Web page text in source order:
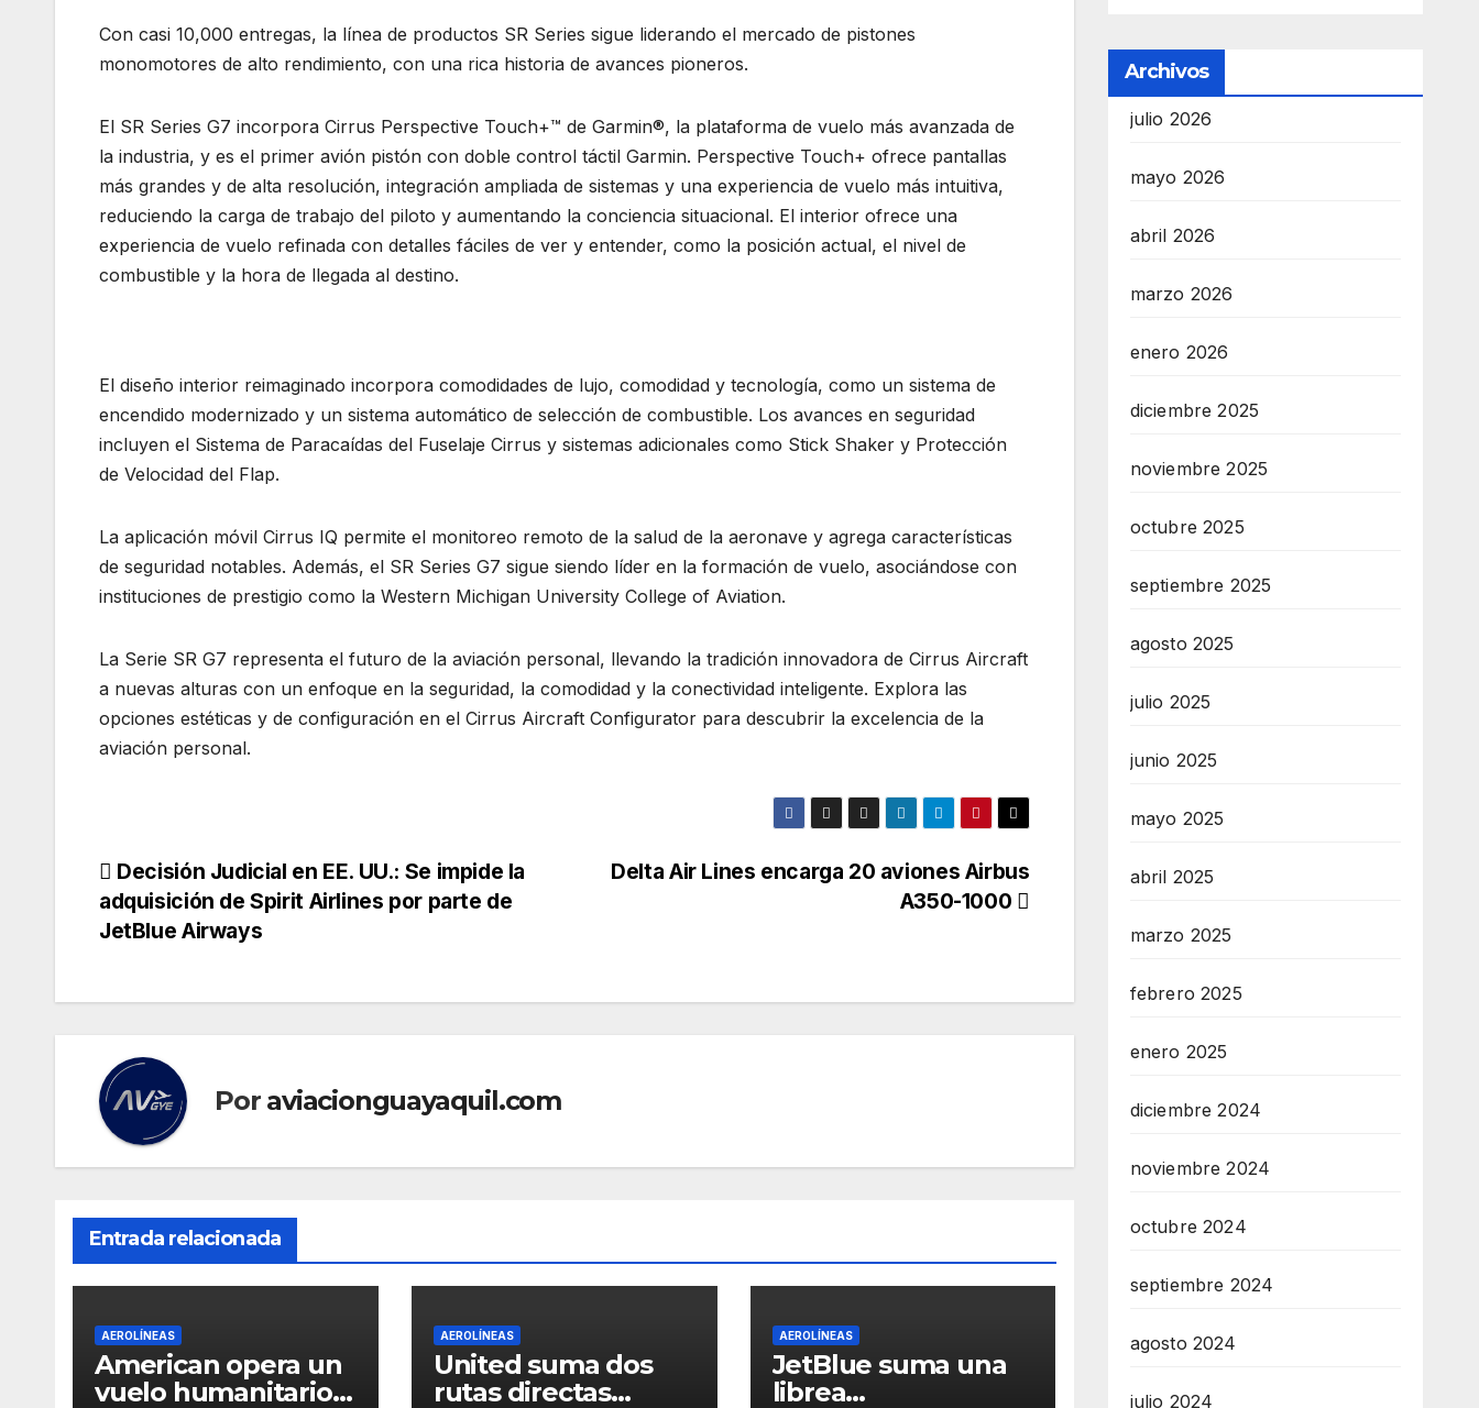
Con casi 10,000 entregas, la línea de productos SR Series sigue liderando el mercado de pistones
monomotores de alto rendimiento, con una rica historia de avances pioneros.
El SR Series G7 incorpora Cirrus Perspective Touch+™ de Garmin®, la plataforma de vuelo más avanzada de
la industria, y es el primer avión pistón con doble control táctil Garmin. Perspective Touch+ ofrece pantallas
más grandes y de alta resolución, integración ampliada de sistemas y una experiencia de vuelo más intuitiva,
reduciendo la carga de trabajo del piloto y aumentando la conciencia situacional. El interior ofrece una
experiencia de vuelo refinada con detalles fáciles de ver y entender, como la posición actual, el nivel de
combustible y la hora de llegada al destino.
El diseño interior reimaginado incorpora comodidades de lujo, comodidad y tecnología, como un sistema de
encendido modernizado y un sistema automático de selección de combustible. Los avances en seguridad
incluyen el Sistema de Paracaídas del Fuselaje Cirrus y sistemas adicionales como Stick Shaker y Protección
de Velocidad del Flap.
La aplicación móvil Cirrus IQ permite el monitoreo remoto de la salud de la aeronave y agrega características
de seguridad notables. Además, el SR Series G7 sigue siendo líder en la formación de vuelo, asociándose con
instituciones de prestigio como la Western Michigan University College of Aviation.
La Serie SR G7 representa el futuro de la aviación personal, llevando la tradición innovadora de Cirrus Aircraft
a nuevas alturas con un enfoque en la seguridad, la comodidad y la conectividad inteligente. Explora las
opciones estéticas y de configuración en el Cirrus Aircraft Configurator para descubrir la excelencia de la
aviación personal.
Navegación
de
Delta Air Lines encarga 20 aviones Airbus
A350-1000
Decisión Judicial en EE. UU.: Se impide la
adquisición de Spirit Airlines por parte de
JetBlue Airways
Por aviacionguayaquil.com
Entrada relacionada
AEROLÍNEAS
American opera un
vuelo humanitario a
AEROLÍNEAS
United suma dos
rutas directas
AEROLÍNEAS
JetBlue suma una
librea
Archivos
julio 2026
mayo 2026
abril 2026
marzo 2026
enero 2026
diciembre 2025
noviembre 2025
octubre 2025
septiembre 2025
agosto 2025
julio 2025
junio 2025
mayo 2025
abril 2025
marzo 2025
febrero 2025
enero 2025
diciembre 2024
noviembre 2024
octubre 2024
septiembre 2024
agosto 2024
julio 2024